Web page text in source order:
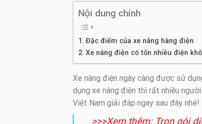
Nội dung chính
Đặc điểm của xe nâng hàng điện
Xe nâng điện có tốn nhiều điện
Xe nâng điện ngày càng được sử
dụng xe nâng điện thì rất nhiều
Việt Nam giải đáp ngay sau đây nhé!
>>>Xem thêm: Trọn gói